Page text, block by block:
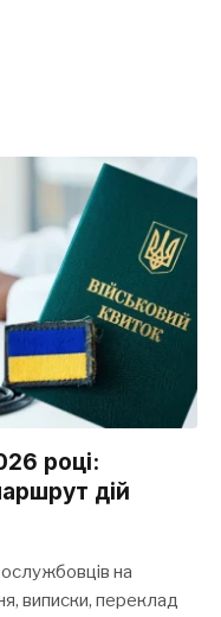
році:
дій
на
виписки, переклад